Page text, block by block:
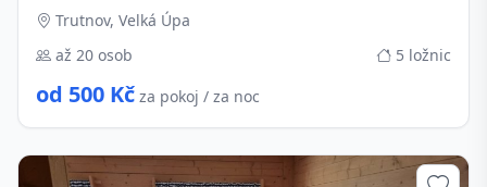
Trutnov, Velká Úpa
až 20 osob
5 ložnic
od 500 Kč za pokoj / za noc